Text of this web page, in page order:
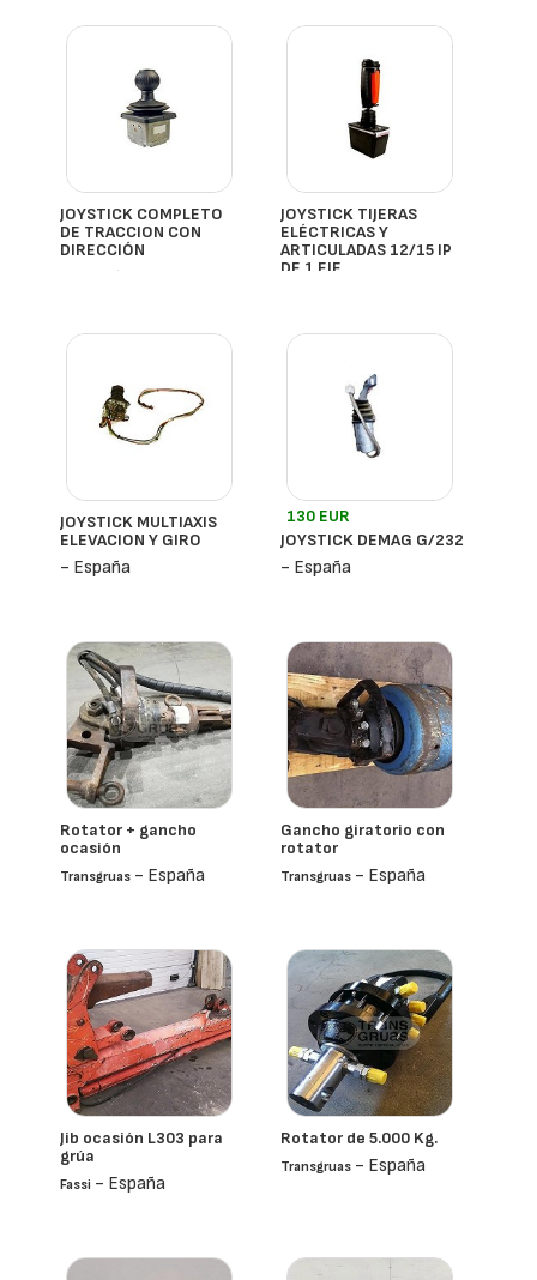
JOYSTICK COMPLETO
DE TRACCION CON
DIRECCIÓN
- España
JOYSTICK TIJERAS
ELÉCTRICAS Y
ARTICULADAS 12/15 IP
DE 1 EJE
JOYSTICK MULTIAXIS
ELEVACION Y GIRO
- España
130 EUR
JOYSTICK DEMAG G/232
- España
Rotator + gancho
ocasión
Transgruas - España
Gancho giratorio con
rotator
Transgruas - España
Jib ocasión L303 para
grúa
Fassi - España
Rotator de 5.000 Kg.
Transgruas - España